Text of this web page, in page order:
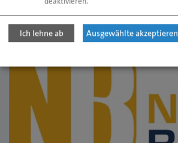
Download
pdf
Flyer zur NordBau (3,74 MB)
Ich lehne ab Ausgewählte akzeptieren